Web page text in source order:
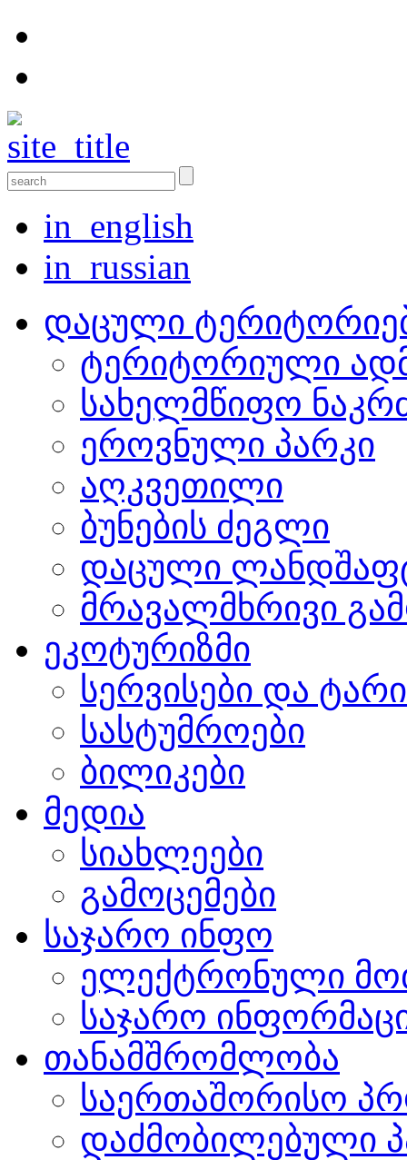
in_english
in_russian
დაცული
ტერიტორიული
სახელმწიფო
ეროვნული პარკი
აღკვეთილი
ბუნების ძეგლი
დაცული
მრავალმხრივი
ეკოტურიზმი
სერვისები და
სასტუმროები
ბილიკები
მედია
სიახლეები
გამოცემები
საჯარო ინფო
ელექტრონული
საჯარო
თანამშრომლობა
საერთაშორისო
დაძმობილებული